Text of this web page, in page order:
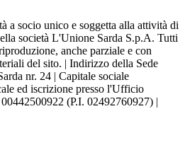
a socio unico e soggetta alla attività di
società L'Unione Sarda S.p.A. Tutti
anche parziale e con
del sito. | Indirizzo della Sede
nr. 24 | Capitale sociale
ed iscrizione presso l'Ufficio
(P.I. 02492760927) |